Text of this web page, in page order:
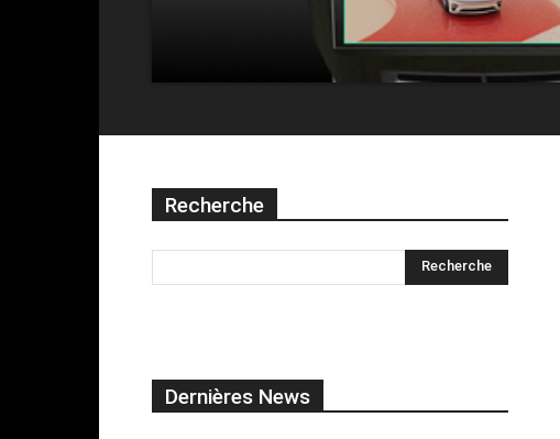
Recherche
Dernières News